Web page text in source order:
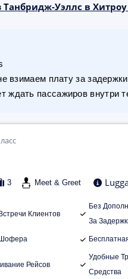
Уэллс в Хитроу
взимаем плату за
ждать пассажиров внутри
3 Meet & Greet
Клиентов
Без
За
Шофера
Рейсов
Удобные
Средства